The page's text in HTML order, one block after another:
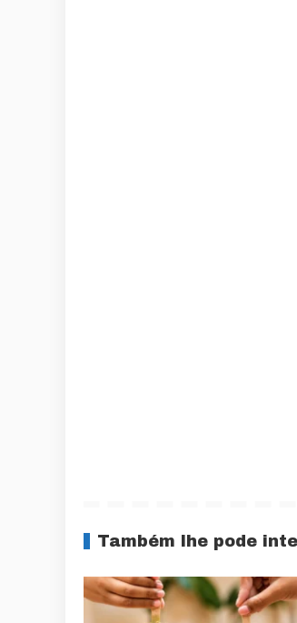
Também lhe pode